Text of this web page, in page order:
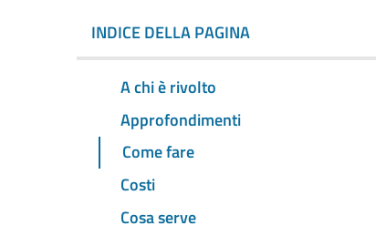
INDICE DELLA PAGINA
A chi è rivolto
Approfondimenti
Come fare
Costi
Cosa serve